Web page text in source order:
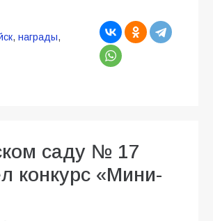
, награды,
саду № 17
конкурс «Мини-